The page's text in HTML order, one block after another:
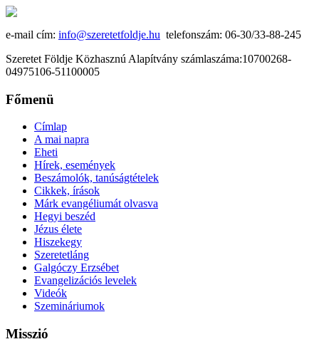
e-mail cím: info@szeretetfoldje.hu telefonszám: 06-30/33-88-245
Szeretet Földje Közhasznú Alapítvány számlaszáma:10700268-
04975106-51100005
Főmenü
Címlap
A mai napra
Eheti
Hírek, események
Beszámolók, tanúságtételek
Cikkek, írások
Márk evangéliumát olvasva
Hegyi beszéd
Jézus élete
Hiszekegy
Szeretetláng
Galgóczy Erzsébet
Evangelizációs levelek
Videók
Szemináriumok
Misszió